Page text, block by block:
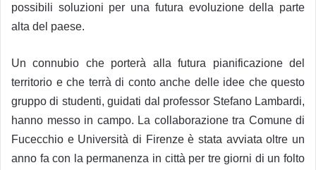
possibili soluzioni per una futura evoluzione della parte
alta del paese.
Un connubio che porterà alla futura pianificazione del
territorio e che terrà di conto anche delle idee che questo
gruppo di studenti, guidati dal professor Stefano Lambardi,
hanno messo in campo. La collaborazione tra Comune di
Fucecchio e Università di Firenze è stata avviata oltre un
anno fa con la permanenza in città per tre giorni di un folto